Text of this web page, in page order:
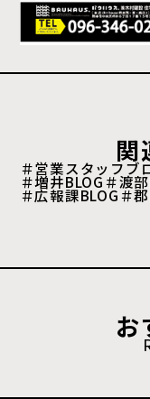
関
＃営業スタッフブ
＃増井BLOG＃渡
＃広報課BLOG＃
お